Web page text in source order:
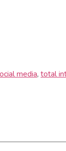
media, total